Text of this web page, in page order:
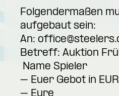
Folgendermaßen
aufgebaut sein:
An:
Betreff: Auktion
Name Spieler
– Euer Gebot in EUR